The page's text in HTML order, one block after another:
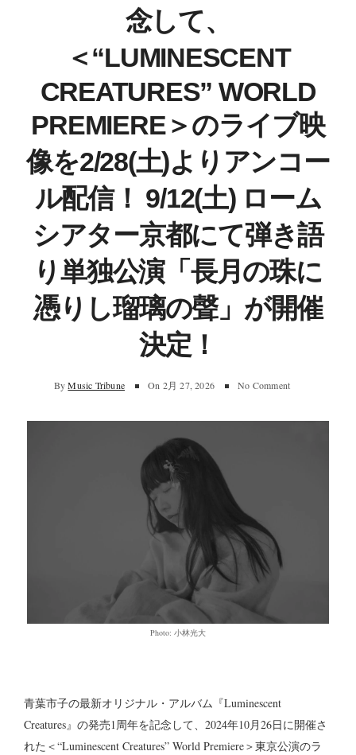
念して、
＜“LUMINESCENT
CREATURES” WORLD
PREMIERE＞のライブ映
像を2/28(土)よりアンコー
ル配信！ 9/12(土) ローム
シアター京都にて弾き語
り単独公演「長月の珠に
憑りし瑠璃の聲」が開催
決定！
By Music Tribune On 2月 27, 2026 No Comment
Photo: 小林光大
青葉市子の最新オリジナル・アルバム『Luminescent
Creatures』の発売1周年を記念して、2024年10月26日に開催さ
れた＜“Luminescent Creatures” World Premiere＞東京公演のラ